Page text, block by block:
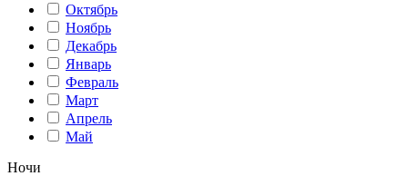
Октябрь
Ноябрь
Декабрь
Январь
Февраль
Март
Апрель
Май
Ночи